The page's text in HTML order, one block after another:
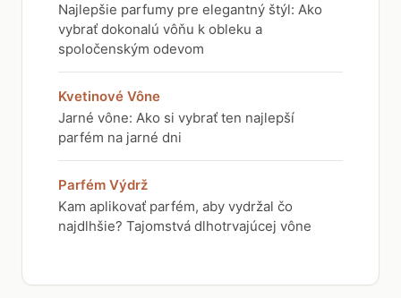
Najlepšie parfumy pre elegantný štýl: Ako
vybrať dokonalú vôňu k obleku a
spoločenským odevom
Kvetinové Vône
Jarné vône: Ako si vybrať ten najlepší
parfém na jarné dni
Parfém Výdrž
Kam aplikovať parfém, aby vydržal čo
najdlhšie? Tajomstvá dlhotrvajúcej vône